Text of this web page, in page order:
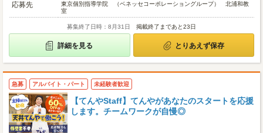
応募先
東京個別指導学院 （ベネッセコーポレーショングループ） 北浦和教
室
募集終了日時：8月31日 掲載終了まであと23日
詳細を見る とりあえず保存
急募 アルバイト・パート 未経験者歓迎
【てんやStaff】てんやがあなたのスタートを応援
します。チームワークが自慢◎